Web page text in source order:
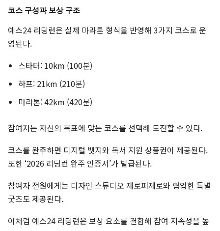
코스 구성과 보상 구조
예스24 리딩런은 실제 마라톤 형식을 반영해 3가지 코스로 운
영된다.
스타터: 10km (100분)
하프: 21km (210분)
마라톤: 42km (420분)
참여자는 자신의 목표에 맞는 코스를 선택해 도전할 수 있다.
코스를 완주하면 디지털 뱃지와 독서 지원 상품권이 제공된다.
또한 ‘2026 리딩런 완주 인증서’가 발급된다.
참여자 전원에게는 디자인 스튜디오 제로퍼제로와 협업한 특별
굿즈도 제공된다.
이처럼 예스24 리딩런은 보상 요소를 결합해 참여 지속성을 높